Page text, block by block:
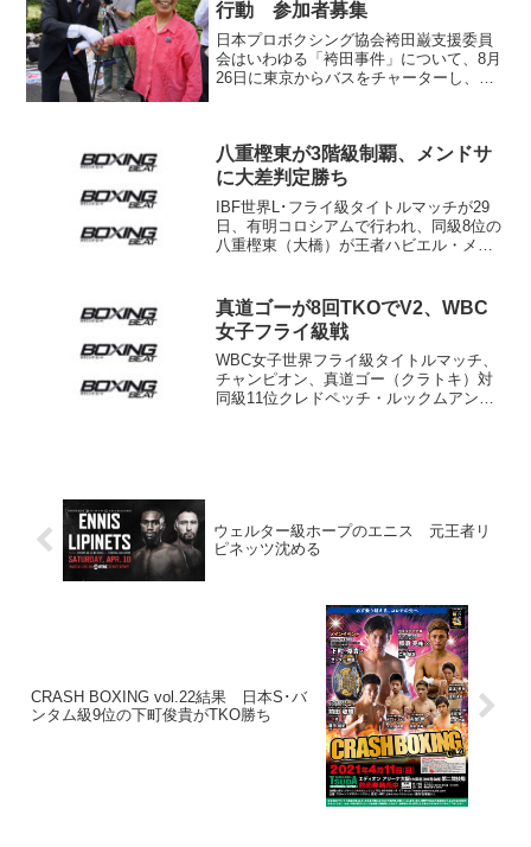
行動 参加者募集
日本プロボクシング協会袴田巌支援委員
会はいわゆる「袴田事件」について、8月
26日に東京からバスをチャーターし、プ
昨年10月の白バンデ...
八重樫東が3階級制覇、メンドサ
に大差判定勝ち
IBF世界L･フライ級タイトルマッチが29
日、有明コロシアムで行われ、同級8位の
八重樫東（大橋）が王者ハビエル・メン
続くタイトル獲得で、3階級制覇達成とな
った。...
真道ゴーが8回TKOでV2、WBC
女子フライ級戦
WBC女子世界フライ級タイトルマッチ、
チャンピオン、真道ゴー（クラトキ）対
同級11位クレドペッチ・ルックムアンカ
ウェルター級ホープのエニス 元王者リ
ピネッツ沈める
CRASH BOXING vol.22結果 日本S･バ
ンタム級9位の下町俊貴がTKO勝ち